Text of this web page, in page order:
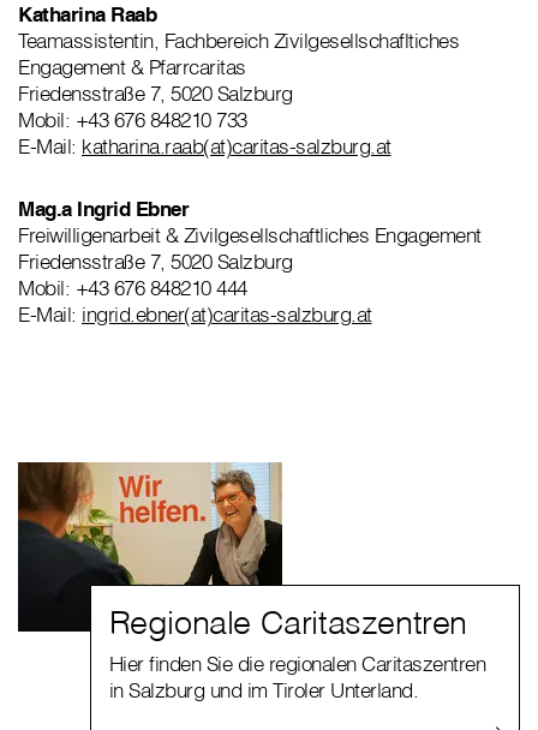
Katharina Raab
Teamassistentin, Fachbereich Zivilgesellschafltiches
Engagement & Pfarrcaritas
Friedensstraße 7, 5020 Salzburg
Mobil: +43 676 848210 733
E-Mail: katharina.raab(at)caritas-salzburg.at
Mag.a Ingrid Ebner
Freiwilligenarbeit & Zivilgesellschaftliches Engagement
Friedensstraße 7, 5020 Salzburg
Mobil: +43 676 848210 444
E-Mail: ingrid.ebner(at)caritas-salzburg.at
Regionale Caritaszentren
Hier finden Sie die regionalen Caritaszentren
in Salzburg und im Tiroler Unterland.